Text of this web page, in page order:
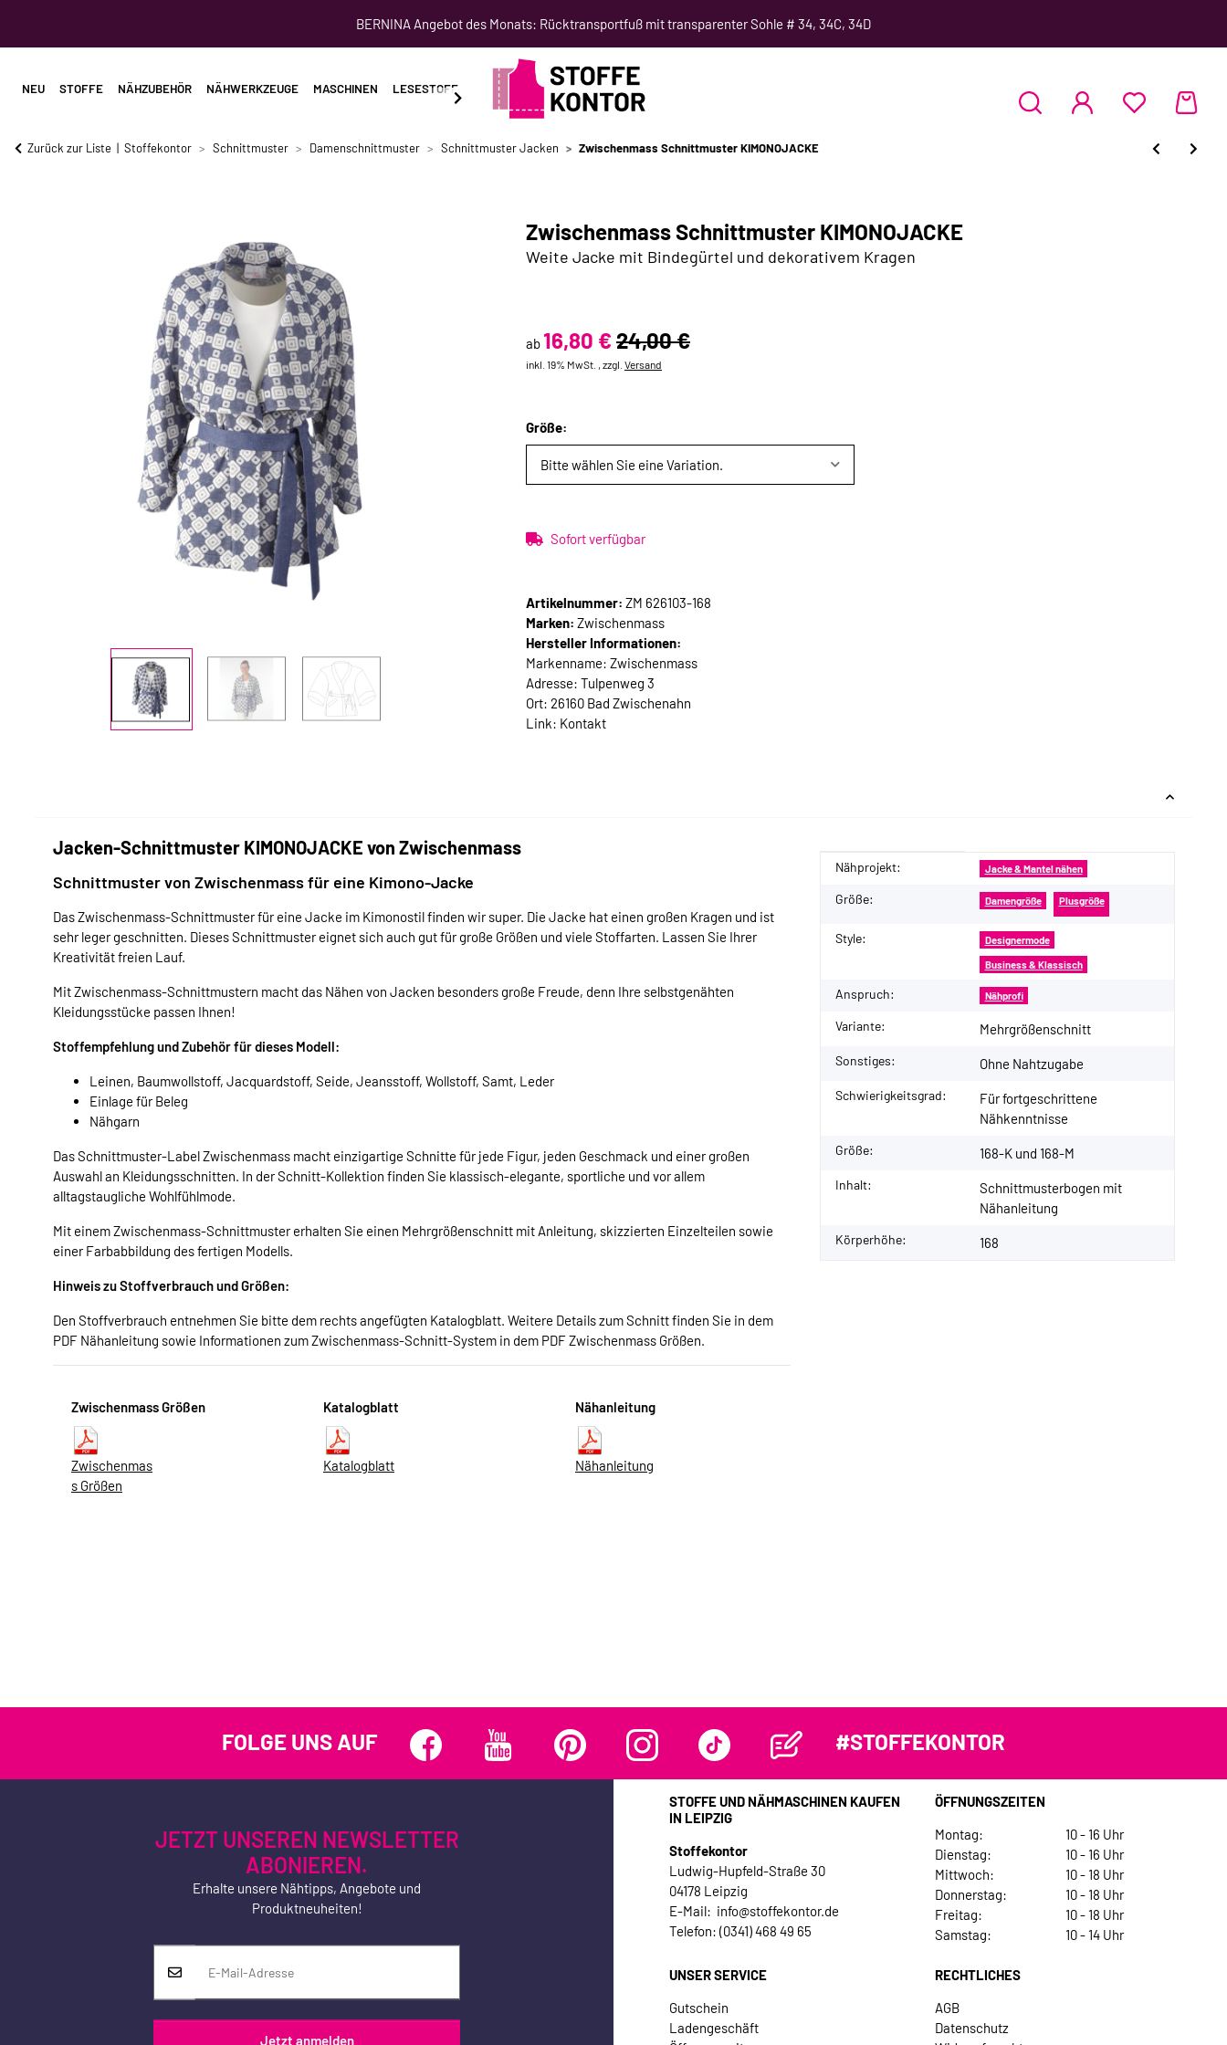
BERNINA Angebot des Monats: Rücktransportfuß mit transparenter Sohle # 34, 34C, 34D
NEU STOFFE NÄHZUBEHÖR NÄHWERKZEUGE MASCHINEN LESESTOFF SCHNITTMUSTER NÄHKURSE
Zurück zur Liste Stoffekontor Schnittmuster Damenschnittmuster Schnittmuster Jacken Zwischenmass Schnittmuster KIMONOJACKE
Zwischenmass Schnittmuster KIMONOJACKE
Weite Jacke mit Bindegürtel und dekorativem Kragen
ab16,80 € 24,00 €
inkl. 19% MwSt. , zzgl. Versand
Größe:
Bitte wählen Sie eine Variation.
Sofort verfügbar
Artikelnummer: ZM 626103-168
Marken: Zwischenmass
Hersteller Informationen:
Markenname: Zwischenmass
Adresse: Tulpenweg 3
Ort: 26160 Bad Zwischenahn
Link: Kontakt
Jacken-Schnittmuster KIMONOJACKE von Zwischenmass
Schnittmuster von Zwischenmass für eine Kimono-Jacke
Das Zwischenmass-Schnittmuster für eine Jacke im Kimonostil finden wir super. Die Jacke hat einen großen Kragen und ist
sehr leger geschnitten. Dieses Schnittmuster eignet sich auch gut für große Größen und viele Stoffarten. Lassen Sie Ihrer
Kreativität freien Lauf.
Mit Zwischenmass-Schnittmustern macht das Nähen von Jacken besonders große Freude, denn Ihre selbstgenähten
Kleidungsstücke passen Ihnen!
Stoffempfehlung und Zubehör für dieses Modell:
Leinen, Baumwollstoff, Jacquardstoff, Seide, Jeansstoff, Wollstoff, Samt, Leder
Einlage für Beleg
Nähgarn
Das Schnittmuster-Label Zwischenmass macht einzigartige Schnitte für jede Figur, jeden Geschmack und einer großen
Auswahl an Kleidungsschnitten. In der Schnitt-Kollektion finden Sie klassisch-elegante, sportliche und vor allem
alltagstaugliche Wohlfühlmode.
Mit einem Zwischenmass-Schnittmuster erhalten Sie einen Mehrgrößenschnitt mit Anleitung, skizzierten Einzelteilen sowie
einer Farbabbildung des fertigen Modells.
Hinweis zu Stoffverbrauch und Größen:
Den Stoffverbrauch entnehmen Sie bitte dem rechts angefügten Katalogblatt. Weitere Details zum Schnitt finden Sie in dem
PDF Nähanleitung sowie Informationen zum Zwischenmass-Schnitt-System in dem PDF Zwischenmass Größen.
Zwischenmass Größen
Zwischenmas
s Größen
Katalogblatt
Katalogblatt
Nähanleitung
Nähanleitung
Produkteigenschaft
Wert
Nähprojekt: Jacke & Mantel nähen
Größe: Damengröße Plusgröße
Style: Designermode
Business & Klassisch
Anspruch: Nähprofi
Variante: Mehrgrößenschnitt
Sonstiges: Ohne Nahtzugabe
Schwierigkeitsgrad:
Für fortgeschrittene
Nähkenntnisse
Größe: 168-K und 168-M
Inhalt:
Schnittmusterbogen mit
Nähanleitung
Körperhöhe: 168
FOLGE UNS AUF #STOFFEKONTOR
JETZT UNSEREN NEWSLETTER
ABONIEREN.
Erhalte unsere Nähtipps, Angebote und
Produktneuheiten!
Jetzt anmelden
STOFFE UND NÄHMASCHINEN KAUFEN
IN LEIPZIG
Stoffekontor
Ludwig-Hupfeld-Straße 30
04178 Leipzig
E-Mail: info@stoffekontor.de
Telefon: (0341) 468 49 65
ÖFFNUNGSZEITEN
Montag:
10 - 16 Uhr
Dienstag:
10 - 16 Uhr
Mittwoch:
10 - 18 Uhr
Donnerstag:
10 - 18 Uhr
Freitag:
10 - 18 Uhr
Samstag:
10 - 14 Uhr
UNSER SERVICE
Gutschein
Ladengeschäft
RECHTLICHES
AGB
Datenschutz